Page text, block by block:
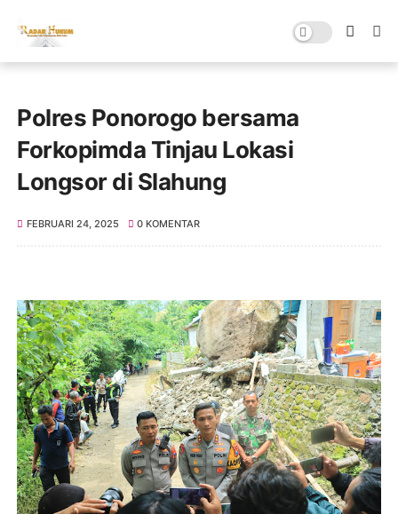
Polres Ponorogo bersama
Forkopimda Tinjau Lokasi
Longsor di Slahung
FEBRUARI 24, 2025 0 KOMENTAR